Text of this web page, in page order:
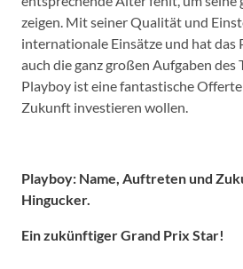
zeigen. Mit seiner Qualität und
internationale Einsätze und hat das
auch die ganz großen Aufgaben des
Playboy ist eine fantastische
Zukunft investieren wollen.
Playboy: Name, Auftreten und
Hingucker.
Ein zukünftiger Grand Prix Star!